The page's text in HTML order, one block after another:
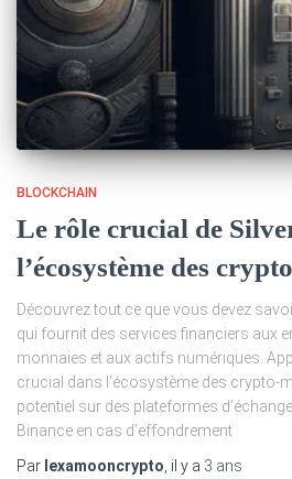
BLOCKCHAIN
Le rôle crucial de
l’écosystème des
Découvrez tout ce que vous devez
qui fournit des services financiers aux
monnaies et aux actifs numériques.
crucial dans l’écosystème des crypto-
potentiel sur des plateformes
Binance en cas d’effondrement
Par lexamooncrypto , il y a 3 ans